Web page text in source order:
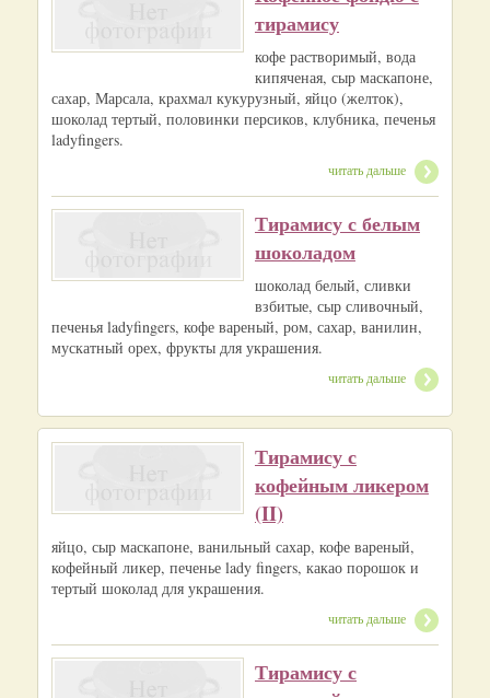
тирамису
кофе растворимый, вода
кипяченая, сыр маскапоне,
сахар, Марсала, крахмал кукурузный, яйцо (желток),
шоколад тертый, половинки персиков, клубника, печенья
ladyfingers.
читать дальше
Тирамису с белым
шоколадом
шоколад белый, сливки
взбитые, сыр сливочный,
печенья ladyfingers, кофе вареный, ром, сахар, ванилин,
мускатный орех, фрукты для украшения.
читать дальше
Тирамису с
кофейным ликером
(II)
яйцо, сыр маскапоне, ванильный сахар, кофе вареный,
кофейный ликер, печенье lady fingers, какао порошок и
тертый шоколад для украшения.
читать дальше
Тирамису с